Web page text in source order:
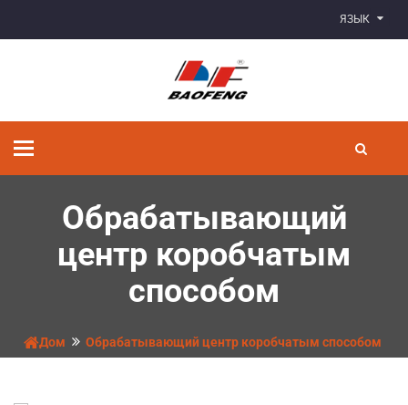
ЯЗЫК
Переключить
Обрабатывающий
центр коробчатым
способом
Дом Обрабатывающий центр коробчатым способом